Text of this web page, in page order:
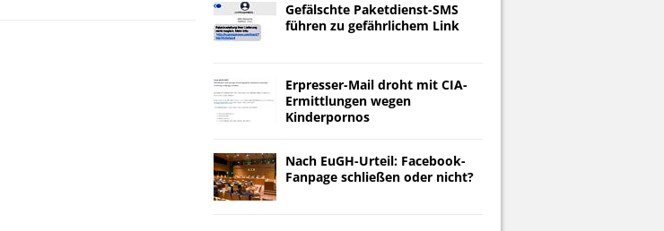
Gefälschte Paketdienst-SMS
führen zu gefährlichem Link
Erpresser-Mail droht mit CIA-
Ermittlungen wegen
Kinderpornos
Nach EuGH-Urteil: Facebook-
Fanpage schließen oder nicht?